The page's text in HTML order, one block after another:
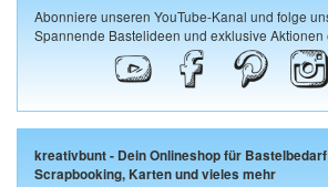
Abonniere unseren YouTube-Kanal und folge
Spannende Bastelideen und exklusive Aktionen
kreativbunt - Dein Onlineshop für
Scrapbooking, Karten und vieles mehr